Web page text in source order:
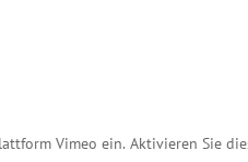
Vimeo ein. Aktivieren Sie
Minister Dr. Blank
regionalen
Bundesstraße 197)